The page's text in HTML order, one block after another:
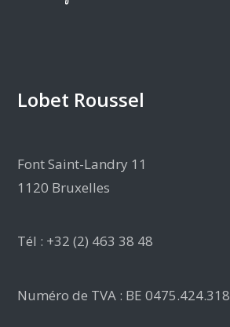
Lobet Roussel
Font Saint-Landry 11
1120 Bruxelles
Tél : +32 (2) 463 38 48
Numéro de TVA : BE 0475.424.318